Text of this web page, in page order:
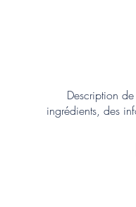
Description
ingrédients, des